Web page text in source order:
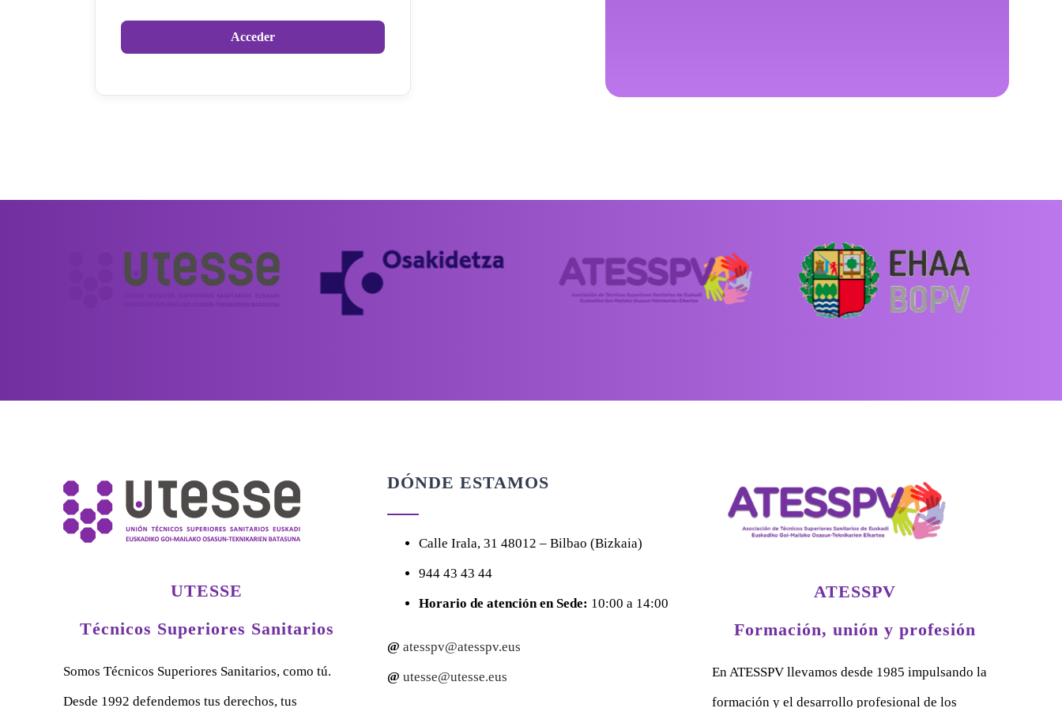
UTESSE
Técnicos Superiores Sanitarios
Somos Técnicos Superiores Sanitarios, como tú.
Desde 1992 defendemos tus derechos, tus
DÓNDE ESTAMOS
CalleIrala, 3148012 – Bilbao (Bizkaia)
944 43 43 44
Horario de atención en Sede: 10:00 a 14:00
@ atesspv@atesspv.eus
@ utesse@utesse.eus
ATESSPV
Formación, unión y profesión
En ATESSPV llevamos desde 1985 impulsando la
formación y el desarrollo profesional de los